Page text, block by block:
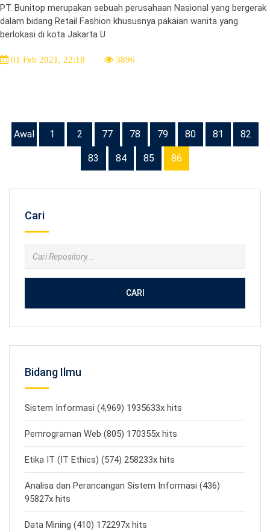
PT. Bunitop merupakan sebuah perusahaan Nasional yang bergerak
dalam bidang Retail Fashion khususnya pakaian wanita yang
berlokasi di kota Jakarta U
01 Feb 2021, 22:18 3896
Awal 1 2 77 78 79 80 81 82
83 84 85 86
Cari
CARI
Bidang Ilmu
Sistem Informasi (4,969) 1935633x hits
Pemrograman Web (805) 170355x hits
Etika IT (IT Ethics) (574) 258233x hits
Analisa dan Perancangan Sistem Informasi (436)
95827x hits
Data Mining (410) 172297x hits